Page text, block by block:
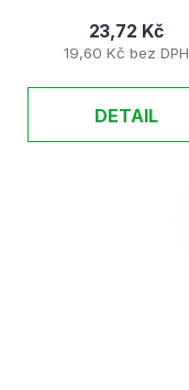
19,60 Kč bez DPH
23,72 Kč
DETAIL